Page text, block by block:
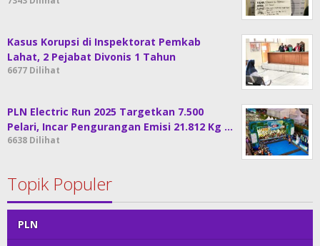
Kasus Korupsi di Inspektorat Pemkab
Lahat, 2 Pejabat Divonis 1 Tahun
6677 Dilihat
PLN Electric Run 2025 Targetkan 7.500
Pelari, Incar Pengurangan Emisi 21.812 Kg …
6638 Dilihat
Topik Populer
PLN